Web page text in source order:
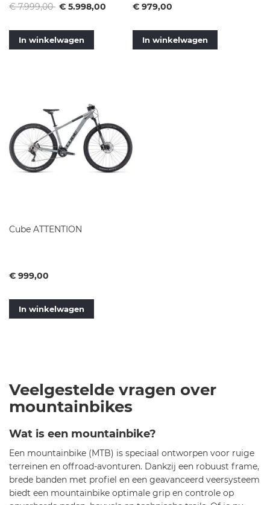
Normale
€ 7.999,00 Vanaf
€ 5.998,00
In winkelwagen
Vanaf
€ 979,00
In winkelwagen
Cube ATTENTION
Vanaf
€ 999,00
In winkelwagen
Veelgestelde vragen over
mountainbikes
Wat is een mountainbike?
Een mountainbike (MTB) is speciaal ontworpen voor ruige
terreinen en offroad-avonturen. Dankzij een robuust frame,
brede banden met profiel en een geavanceerd veersysteem
biedt een mountainbike optimale grip en controle op